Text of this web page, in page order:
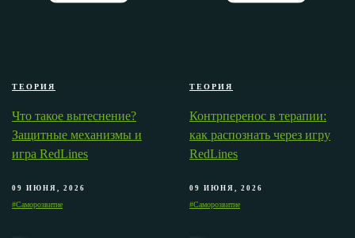
ТЕОРИЯ
Что такое вытеснение?
Защитные механизмы и
игра RedLines
09 ИЮНЯ, 2026
#Саморозвитие
ТЕОРИЯ
Контрперенос в терапии:
как распознать через игру
RedLines
09 ИЮНЯ, 2026
#Саморозвитие